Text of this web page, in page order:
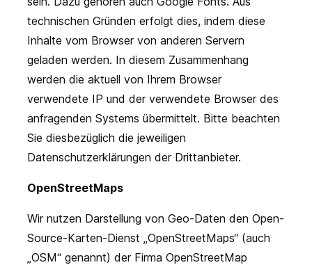
technischen Gründen erfolgt dies, indem diese
Inhalte vom Browser von anderen Servern
geladen werden. In diesem Zusammenhang
werden die aktuell von Ihrem Browser
verwendete IP und der verwendete Browser des
anfragenden Systems übermittelt. Bitte beachten
Sie diesbezüglich die jeweiligen
Datenschutzerklärungen der Drittanbieter.
OpenStreetMaps
Wir nutzen Darstellung von Geo-Daten den Open-
Source-Karten-Dienst „OpenStreetMaps“ (auch
„OSM“ genannt) der Firma OpenStreetMap